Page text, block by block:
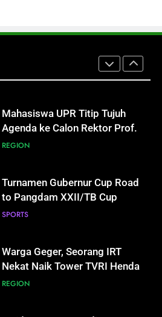
Agenda ke Calon Rektor Prof.
Bhayu Rhama Siap Kawal Sejak
REGION
Turnamen Gubernur Cup Road
to Pangdam XXII/TB Cup
2026 Jadi Wadah Kembangkan
SPORTS
Warga Geger, Seorang IRT
Nekat Naik Tower TVRI Hendak
Akhiri Hidup
REGION
Insiden Konsumen di SPBU
Pangkalan Bun Ditangani Cepat,
Pertamina Pastikan Pelayanan
ECONOMY